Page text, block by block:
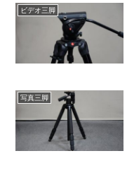
ビデオ三脚
写真三脚